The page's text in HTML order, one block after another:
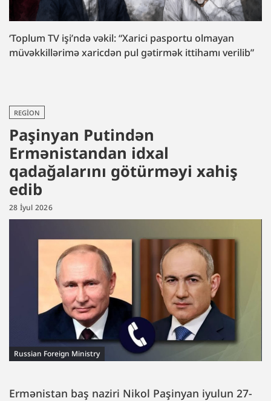
‘Toplum TV işi’ndə vəkil: “Xarici pasportu olmayan
müvəkkillərimə xaricdən pul gətirmək ittihamı verilib”
REGION
Paşinyan Putindən
Ermənistandan idxal
qadağalarını götürməyi xahiş
edib
28 İyul 2026
Russian Foreign Ministry
Ermənistan baş naziri Nikol Paşinyan iyulun 27-